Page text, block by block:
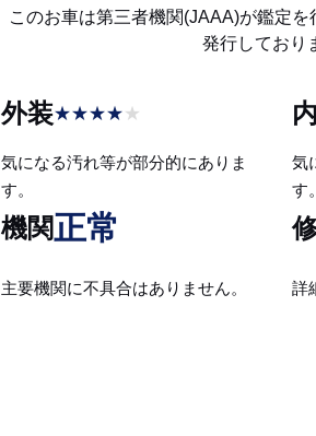
このお車は第三者機関(JAAA)が鑑定
発行しており
外装★★★★★
気になる汚れ等が部分的にありま
す。
気
す
機関正常
主要機関に不具合はありません。 詳